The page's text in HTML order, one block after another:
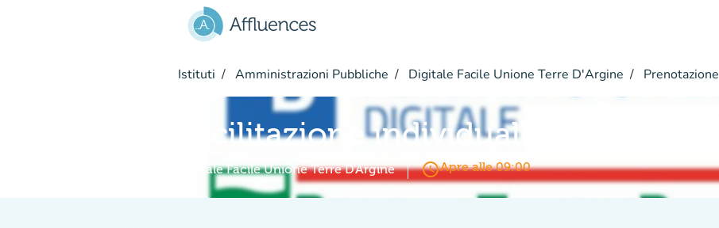
Istituti Amministrazioni Pubbliche Digitale Facile Unione Terre D'Argine Prenotazione
Facilitazione individuale
Digitale Facile Unione Terre D'Argine access_timeApre alle 09:00